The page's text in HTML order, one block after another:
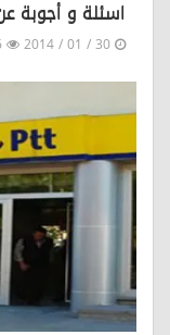
اسئلة و أجوبة